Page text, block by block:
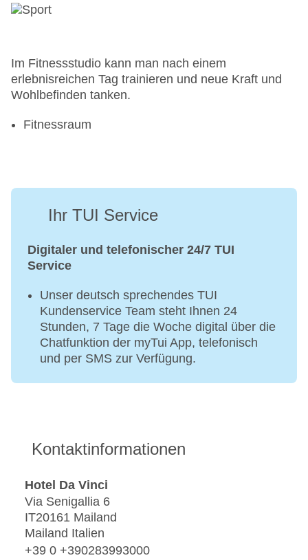
Im Fitnessstudio kann man nach einem
erlebnisreichen Tag trainieren und neue Kraft und
Wohlbefinden tanken.
Fitnessraum
Ihr TUI Service
Digitaler und telefonischer 24/7 TUI
Service
Unser deutsch sprechendes TUI
Kundenservice Team steht Ihnen 24
Stunden, 7 Tage die Woche digital über die
Chatfunktion der myTui App, telefonisch
und per SMS zur Verfügung.
Kontaktinformationen
Hotel Da Vinci
Via Senigallia 6
IT20161 Mailand
Mailand Italien
+39 0 +390283993000